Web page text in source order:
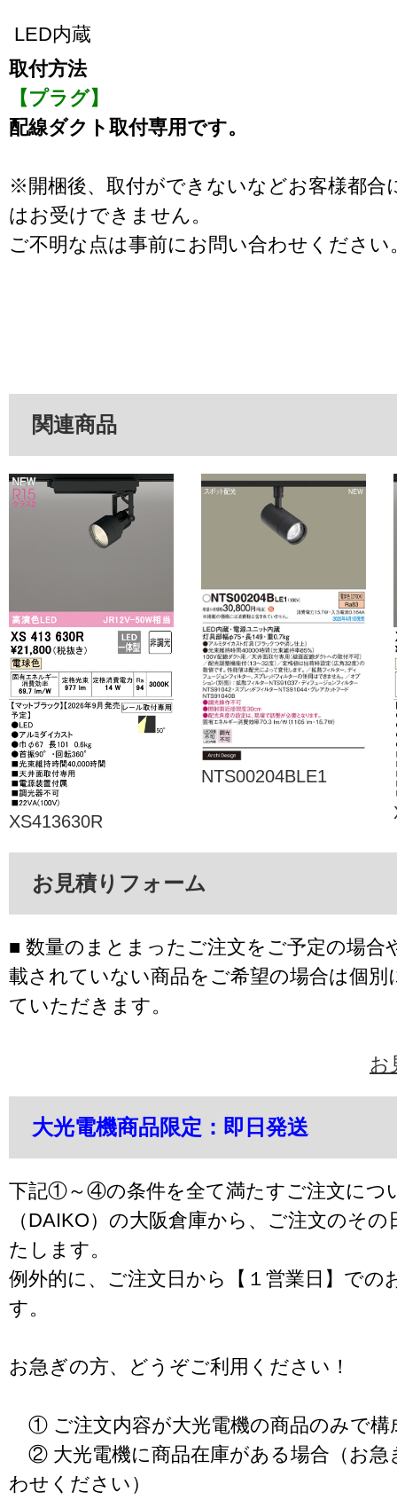
LED内蔵
取付方法
【プラグ】
配線ダクト取付専用です。
※開梱後、取付ができないなどお客様都合
はお受けできません。
ご不明な点は事前にお問い合わせください
関連商品
XS413630R
NTS00204BLE1
お見積りフォーム
■ 数量のまとまったご注文をご予定の場合
載されていない商品をご希望の場合は個別
ていただきます。
お
大光電機商品限定：即日発送
下記①～④の条件を全て満たすご注文につ
（DAIKO）の大阪倉庫から、ご注文のそ
たします。
例外的に、ご注文日から【１営業日】での
す。
お急ぎの方、どうぞご利用ください！
① ご注文内容が大光電機の商品のみで構
② 大光電機に商品在庫がある場合（お急
わせください）